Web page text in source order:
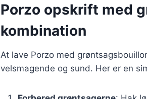
Porzo opskrift med
kombination
At lave Porzo med
velsmagende og sund. Her er en